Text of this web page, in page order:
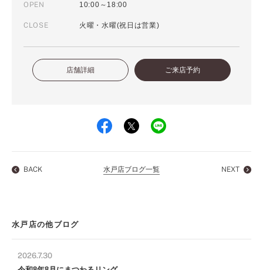
OPEN 10:00～18:00
CLOSE 火曜・水曜(祝日は営業)
店舗詳細 ご来店予約
BACK 水戸店ブログ一覧 NEXT
水戸店の他ブログ
2026.7.30